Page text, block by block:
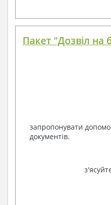
Пакет "Дозвіл на
запропонувати
документів.